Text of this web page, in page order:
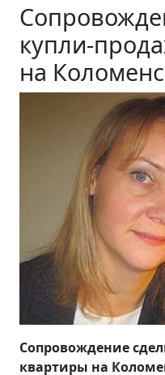
купли-
на
Сопровождение
квартиры на